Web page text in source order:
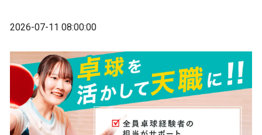
2026-07-11 08:00:00